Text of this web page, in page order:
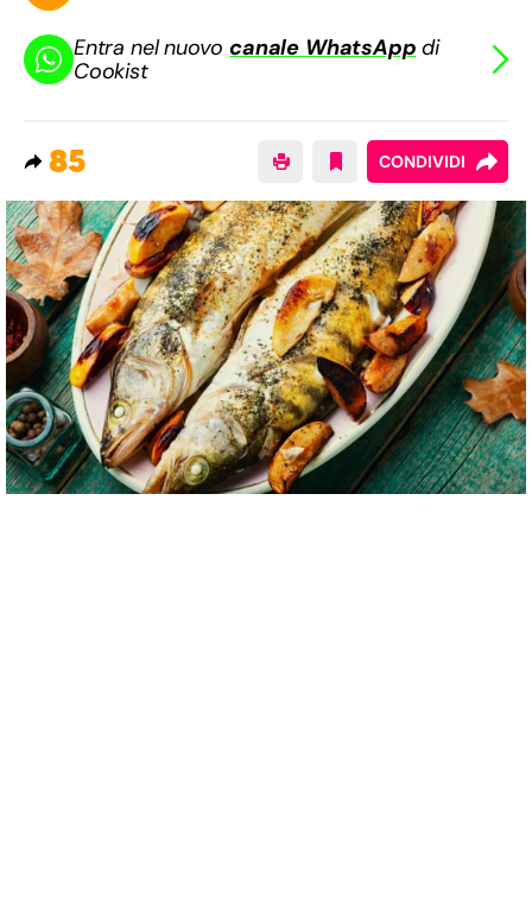
Entra nel nuovocanale WhatsApp di
Cookist
85 CONDIVIDI